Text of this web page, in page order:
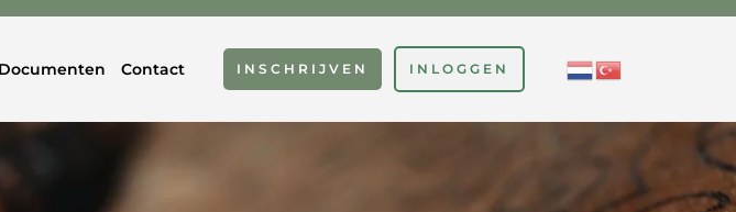
Documenten Contact INSCHRIJVEN INLOGGEN